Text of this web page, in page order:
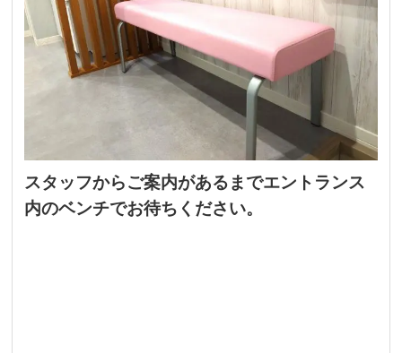
スタッフからご案内があるまでエントランス
内のベンチでお待ちください。